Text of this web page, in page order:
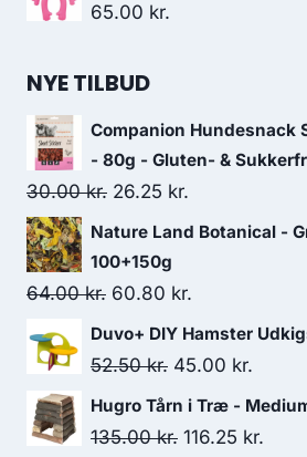
65.00 kr.
NYE TILBUD
Companion Hundesnack
- 80g - Gluten- &
30.00kr. Den
oprindelige
pris
var:
30.00 kr..
26.25 kr.
aktuelle
26.25 kr..
Nature Land Botanical -
100+150g
64.00kr. Den
oprindelige
pris
64.00 kr..
60.80 kr.
aktuelle
pris
60.80 kr..
Duvo+ DIY Hamster
52.50kr. Den
oprindelige
pris
45.00 kr.
pris
Hugro Tårn i Træ -
135.00kr. Den
116.25 kr.